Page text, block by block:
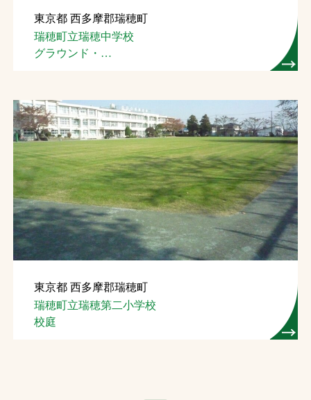
お問合せ
お取引先の皆様へ
ソーシャルメディアポリシー
Instagram
FacebookYouTube
文字の見えづらさや操作にお困りの方へ
東京都 西多摩郡瑞穂町
瑞穂町立瑞穂中学校
グラウンド・
東京都 西多摩郡瑞穂町
瑞穂町立瑞穂第二小学校
校庭